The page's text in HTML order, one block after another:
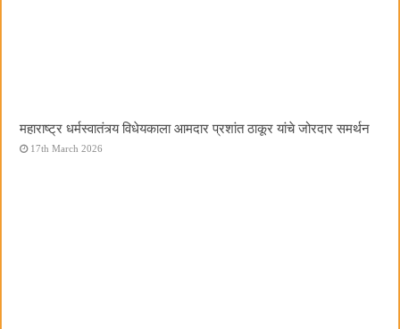
महाराष्ट्र धर्मस्वातंत्र्य विधेयकाला आमदार प्रशांत ठाकूर यांचे जोरदार समर्थन
17th March 2026